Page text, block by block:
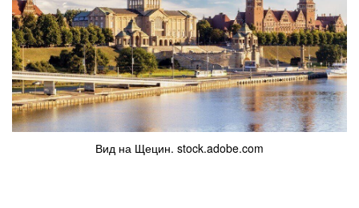
Вид на Щецин. stock.adobe.com